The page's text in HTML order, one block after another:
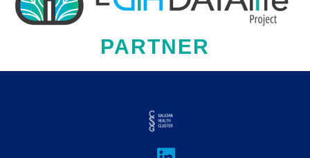
PARTNER
L
I
T
F
Y